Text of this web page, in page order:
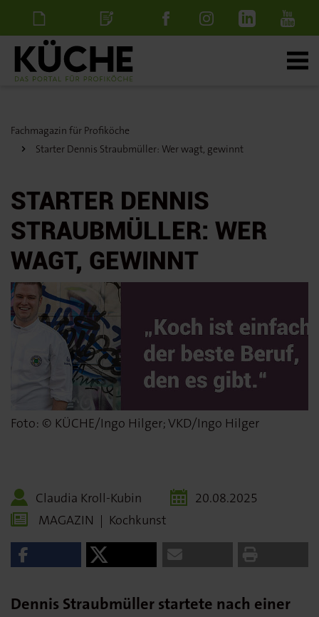
NewsletterStellenanzeige
Fachmagazin für Profiköche
Starter Dennis Straubmüller: Wer wagt, gewinnt
STARTER DENNIS
STRAUBMÜLLER: WER
WAGT, GEWINNT
Foto: © KÜCHE/Ingo Hilger; VKD/Ingo Hilger
Claudia Kroll-Kubin
20.08.2025
MAGAZIN | Kochkunst
Dennis Straubmüller startete nach einer